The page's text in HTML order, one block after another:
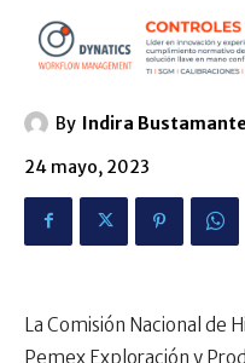
By Indira Bustamante
24 mayo, 2023
La Comisión Nacional de
Pemex Exploración y